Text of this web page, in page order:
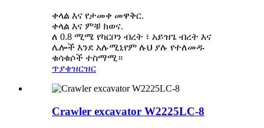
ቀላል እና የታመቀ መዋቅር.
ቀላል እና ምቹ ክወና.
ለ 0.8 ሚሜ የካርቦን ብረት ፣ አይዝጌ ብረት እና
ሌሎች እንደ አሉሚኒየም ሉህ ያሉ የተለመዱ
ቁሳቁሶች ተስማሚ።
ጥያቄዝርዝር
Crawler excavator W2225LC-8